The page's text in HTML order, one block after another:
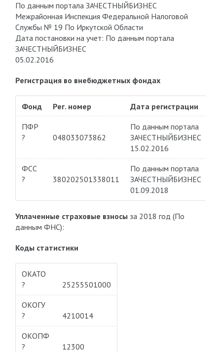
По данным портала ЗАЧЕСТНЫЙБИЗНЕС
Межрайонная Инспекция Федеральной Налоговой
Службы № 19 По Иркутской Области
Дата постановки на учет: По данным портала
ЗАЧЕСТНЫЙБИЗНЕС
05.02.2016
Регистрация во внебюджетных фондах
Фонд Рег. номер Дата регистрации
ПФР
?
048033073862
По данным портала
ЗАЧЕСТНЫЙБИЗНЕС
15.02.2016
ФСС
?
380202501338011
По данным портала
ЗАЧЕСТНЫЙБИЗНЕС
01.09.2018
Уплаченные страховые взносыза 2018 год (По
данным ФНС):
Коды статистики
ОКАТО
?
25255501000
ОКОГУ
?
4210014
ОКОПФ
?
12300